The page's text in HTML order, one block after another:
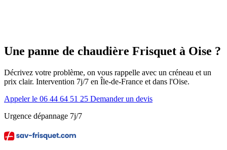
Une panne de chaudière Frisquet à Oise ?
Décrivez votre problème, on vous rappelle avec un créneau et un
prix clair. Intervention 7j/7 en Île-de-France et dans l'Oise.
Appeler le 06 44 64 51 25 Demander un devis
Urgence dépannage 7j/7